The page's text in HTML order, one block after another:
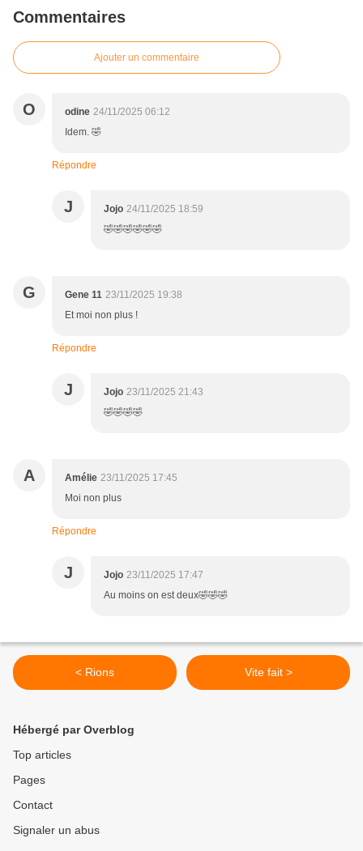
Commentaires
Ajouter un commentaire
O odine 24/11/2025 06:12
Idem. 🤣
Répondre
J Jojo 24/11/2025 18:59
🤣🤣🤣🤣🤣🤣
G Gene 11 23/11/2025 19:38
Et moi non plus !
Répondre
J Jojo 23/11/2025 21:43
🤣🤣🤣🤣
A Amélie 23/11/2025 17:45
Moi non plus
Répondre
J Jojo 23/11/2025 17:47
Au moins on est deux🤣🤣🤣
< Rions Vite fait >
Hébergé par Overblog
Top articles
Pages
Contact
Signaler un abus